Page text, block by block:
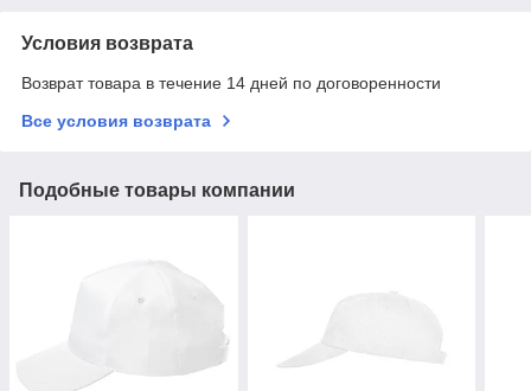
Условия возврата
Возврат товара в течение 14 дней по договоренности
Все условия возврата
Подобные товары компании